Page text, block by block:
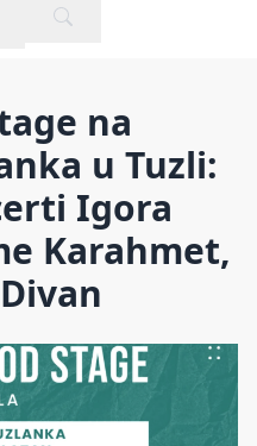
na
u Tuzli:
Igora
Karahmet,